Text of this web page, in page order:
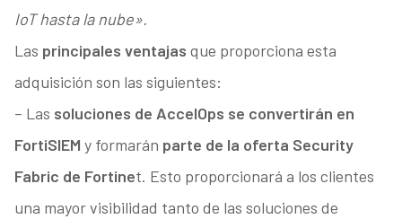
IoT hasta la nube».
Las principales ventajas que proporciona esta
adquisición son las siguientes:
– Las soluciones de AccelOps se convertirán en
FortiSIEM y formarán parte de la oferta Security
Fabric de Fortinet. Esto proporcionará a los clientes
una mayor visibilidad tanto de las soluciones de